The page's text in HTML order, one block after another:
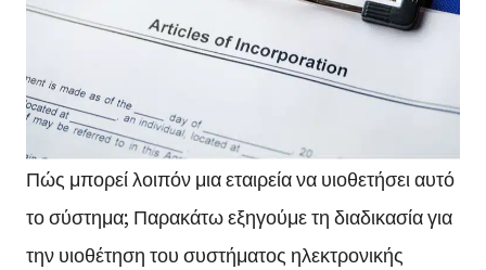
Πώς μπορεί λοιπόν μια εταιρεία να υιοθετήσει αυτό
το σύστημα; Παρακάτω εξηγούμε τη διαδικασία για
την υιοθέτηση του συστήματος ηλεκτρονικής